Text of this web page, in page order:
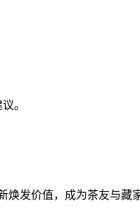
。
发价值，成为茶友与藏